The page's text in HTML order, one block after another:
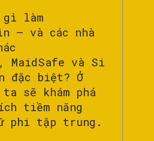
gì làm
– và các nhà
MaidSafe và Si
đặc biệt? Ở
sẽ khám phá
tiềm năng
phi tập trung.